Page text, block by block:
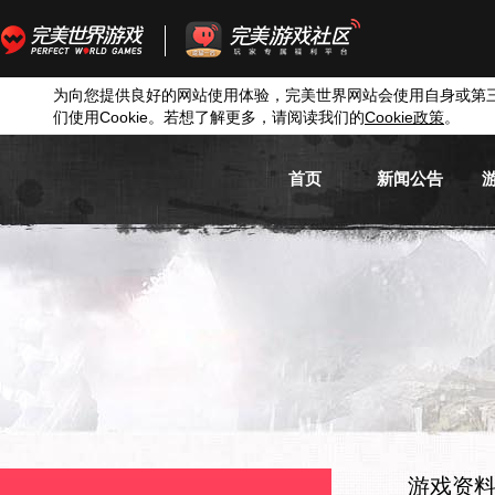
为向您提供良好的网站使用体验，完美世界网站会使用自身或第
们使用Cookie。若想了解更多，请阅读我们的Cookie政策。
首页 新闻公告
游戏新闻
活动信息
游戏资料